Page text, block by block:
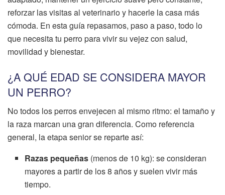
reforzar las visitas al veterinario y hacerle la casa más
cómoda. En esta guía repasamos, paso a paso, todo lo
que necesita tu perro para vivir su vejez con salud,
movilidad y bienestar.
¿A QUÉ EDAD SE CONSIDERA MAYOR
UN PERRO?
No todos los perros envejecen al mismo ritmo: el tamaño y
la raza marcan una gran diferencia. Como referencia
general, la etapa senior se reparte así:
Razas pequeñas (menos de 10 kg): se consideran
mayores a partir de los 8 años y suelen vivir más
tiempo.